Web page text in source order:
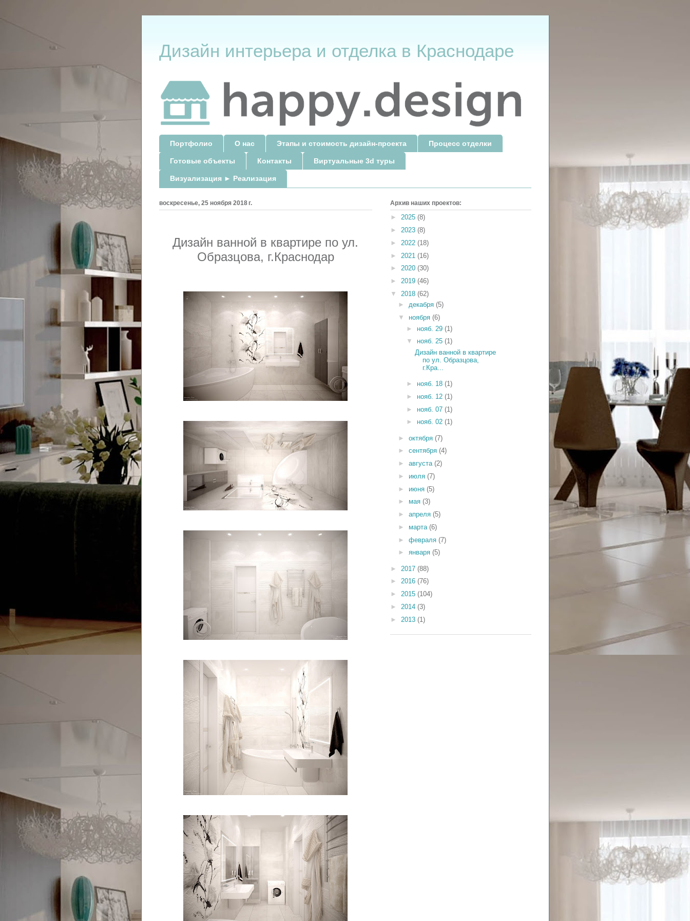
Дизайн интерьера и отделка в Краснодаре
Портфолио О нас Этапы и стоимость дизайн-проекта Процесс отделки
Готовые объекты Контакты Виртуальные 3d туры
Визуализация ► Реализация
воскресенье, 25 ноября 2018 г.
Дизайн ванной в квартире по ул.
Образцова, г.Краснодар
Архив наших проектов:
► 2025 (8)
► 2023 (8)
► 2022 (18)
► 2021 (16)
► 2020 (30)
► 2019 (46)
▼ 2018 (62)
►декабря(5)
▼ ноября(6)
► нояб. 29 (1)
▼ нояб. 25 (1)
Дизайн ванной в квартире
по ул. Образцова,
г.Кра...
► нояб. 18 (1)
► нояб. 12 (1)
► нояб. 07 (1)
► нояб. 02 (1)
►октября(7)
►сентября(4)
►августа(2)
► июля(7)
► июня(5)
► мая(3)
►апреля(5)
► марта(6)
►февраля(7)
►января(5)
► 2017 (88)
► 2016 (76)
► 2015 (104)
► 2014 (3)
► 2013 (1)